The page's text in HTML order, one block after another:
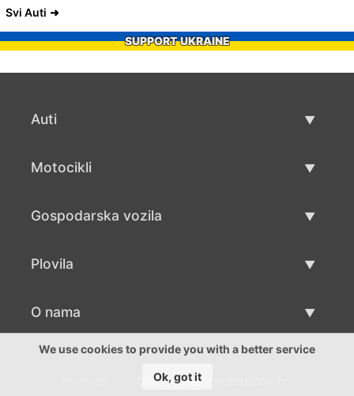
Svi Auti
SUPPORT UKRAINE
Auti
Motocikli
Gospodarska vozila
Plovila
Prodaja plovila
O nama
O nama
©2016-2026 - motors.com.hr
We use cookies to provide you with a better service
Ok, got it